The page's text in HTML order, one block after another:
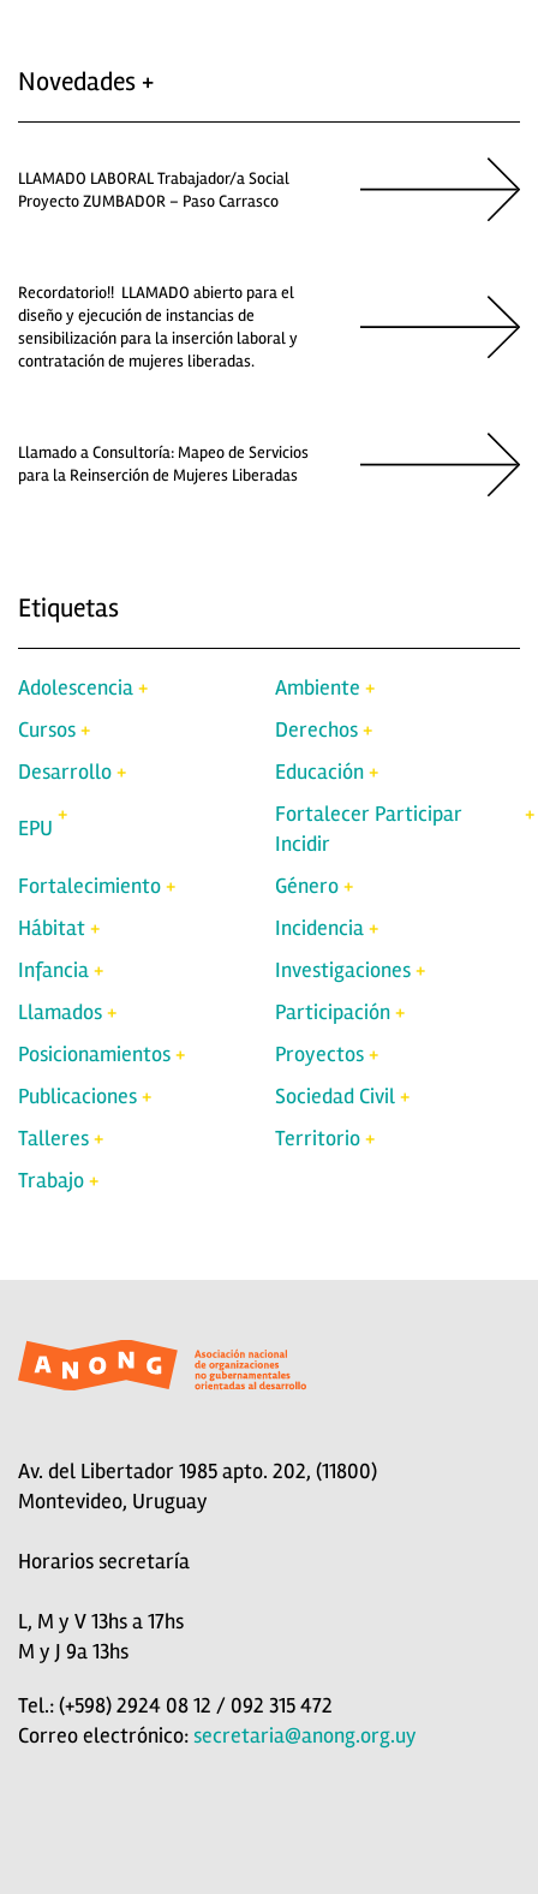
Novedades +
LLAMADO LABORAL Trabajador/a Social
Proyecto ZUMBADOR – Paso Carrasco
Recordatorio!! LLAMADO abierto para el
diseño y ejecución de instancias de
sensibilización para la inserción laboral y
contratación de mujeres liberadas.
Llamado a Consultoría: Mapeo de Servicios
para la Reinserción de Mujeres Liberadas
Etiquetas
Adolescencia
Ambiente
Cursos
Derechos
Desarrollo
Educación
EPU
Fortalecer Participar
Incidir
Fortalecimiento
Género
Hábitat
Incidencia
Infancia
Investigaciones
Llamados
Participación
Posicionamientos
Proyectos
Publicaciones
Sociedad Civil
Talleres
Territorio
Trabajo
Av. del Libertador 1985 apto. 202, (11800)
Montevideo, Uruguay
Horarios secretaría
L, M y V 13hs a 17hs
M y J 9a 13hs
Tel.: (+598) 2924 08 12 / 092 315 472
Correo electrónico:secretaria@anong.org.uy